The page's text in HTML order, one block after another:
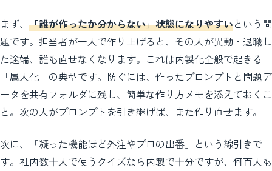
まず、 「誰が作ったか分からない」状態になりやすいという問
題です。担当者が一人で作り上げると、その人が異動・退職し
た途端、誰も直せなくなります。これは内製化全般で起きる
「属人化」の典型です。防ぐには、作ったプロンプトと問題デ
ータを共有フォルダに残し、簡単な作り方メモを添えておくこ
と。次の人がプロンプトを引き継げば、また作り直せます。
次に、「凝った機能ほど外注やプロの出番」という線引きで
す。社内数十人で使うクイズなら内製で十分ですが、何百人も